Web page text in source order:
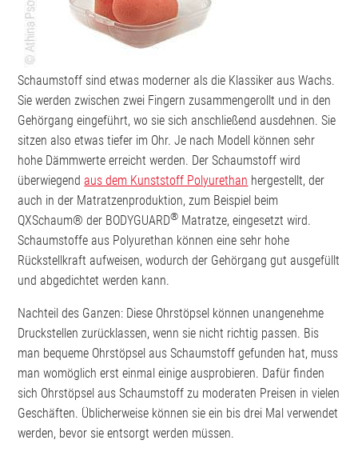
Schaumstoff sind etwas moderner als die Klassiker aus Wachs.
Sie werden zwischen zwei Fingern zusammengerollt und in den
Gehörgang eingeführt, wo sie sich anschließend ausdehnen. Sie
sitzen also etwas tiefer im Ohr. Je nach Modell können sehr
hohe Dämmwerte erreicht werden. Der Schaumstoff wird
überwiegendaus dem Kunststoff Polyurethan hergestellt, der
auch in der Matratzenproduktion, zum Beispiel beim
QXSchaum® der BODYGUARD® Matratze, eingesetzt wird.
Schaumstoffe aus Polyurethan können eine sehr hohe
Rückstellkraft aufweisen, wodurch der Gehörgang gut ausgefüllt
und abgedichtet werden kann.
Nachteil des Ganzen: Diese Ohrstöpsel können unangenehme
Druckstellen zurücklassen, wenn sie nicht richtig passen. Bis
man bequeme Ohrstöpsel aus Schaumstoff gefunden hat, muss
man womöglich erst einmal einige ausprobieren. Dafür finden
sich Ohrstöpsel aus Schaumstoff zu moderaten Preisen in vielen
Geschäften. Üblicherweise können sie ein bis drei Mal verwendet
werden, bevor sie entsorgt werden müssen.